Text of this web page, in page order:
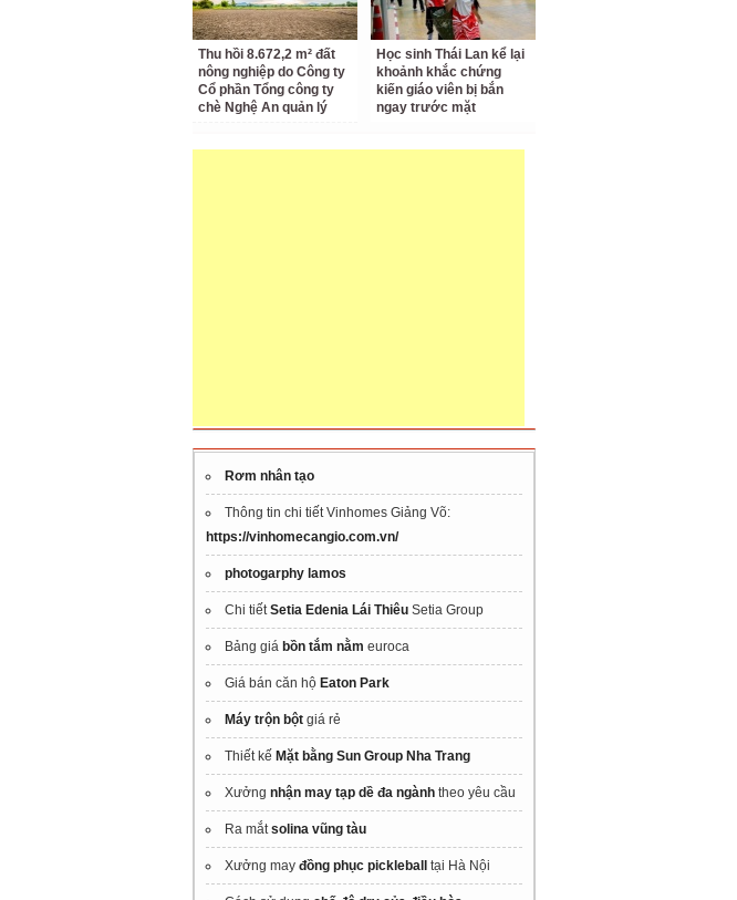
Thu hồi 8.672,2 m² đất
nông nghiệp do Công ty
Cổ phần Tổng công ty
chè Nghệ An quản lý
Học sinh Thái Lan kể lại
khoảnh khắc chứng
kiến giáo viên bị bắn
ngay trước mặt
Rơm nhân tạo
Thông tin chi tiết Vinhomes Giảng Võ:
https://vinhomecangio.com.vn/
photogarphy lamos
Chi tiếtSetia Edenia Lái Thiêu Setia Group
Bảng giá bồn tắm nằm euroca
Giá bán căn hộ Eaton Park
Máy trộn bột giá rẻ
Thiết kế Mặt bằng Sun Group Nha Trang
Xưởng nhận may tạp dề đa ngành theo yêu cầu
Ra mắtsolina vũng tàu
Xưởng may đồng phục pickleball tại Hà Nội